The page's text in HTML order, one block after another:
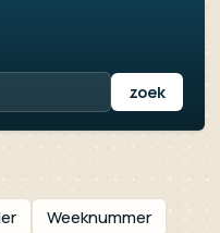
2026
Weeknummer